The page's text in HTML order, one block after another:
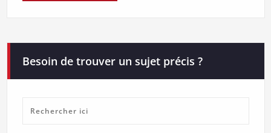
Besoin de trouver un sujet précis ?